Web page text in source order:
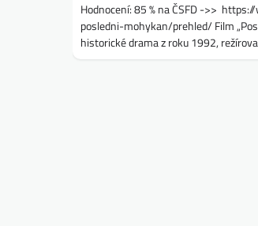
Hodnocení: 85 % na ČSFD ->>
posledni-mohykan/prehled/ Film
historické drama z roku 1992,